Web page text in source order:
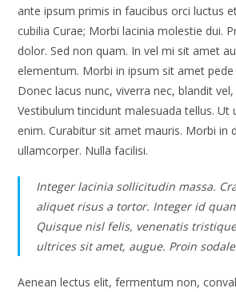
ante ipsum primis in faucibus orci luctus
cubilia Curae; Morbi lacinia molestie dui.
dolor. Sed non quam. In vel mi sit amet
elementum. Morbi in ipsum sit amet
Donec lacus nunc, viverra nec, blandit
Vestibulum tincidunt malesuada tellus. Ut
enim. Curabitur sit amet mauris. Morbi in
ullamcorper. Nulla facilisi.
Integer lacinia sollicitudin massa.
aliquet risus a tortor. Integer id
Quisque nisl felis, venenatis
ultrices sit amet, augue. Proin
Aenean lectus elit, fermentum non,